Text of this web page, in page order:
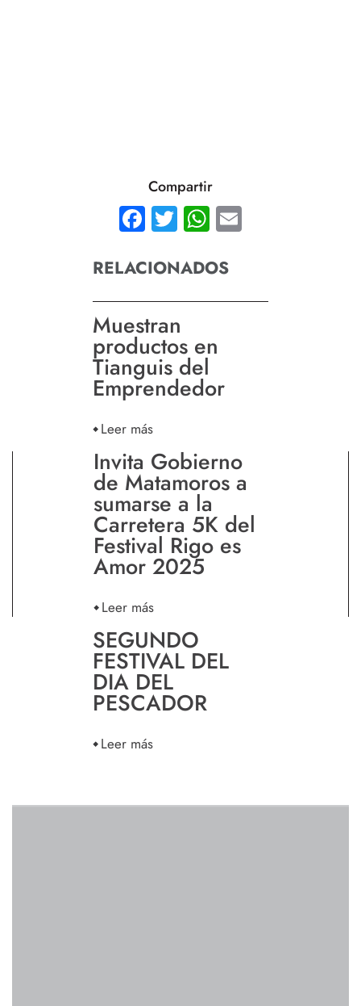
Compartir
Facebook
TwitterWhatsApp
RELACIONADOS
Muestran
productos en
Tianguis del
Emprendedor
Leer más
Invita Gobierno
de Matamoros a
sumarse a la
Carretera 5K del
Festival Rigo es
Amor 2025
Leer más
SEGUNDO
FESTIVAL DEL
DIA DEL
PESCADOR
Leer más